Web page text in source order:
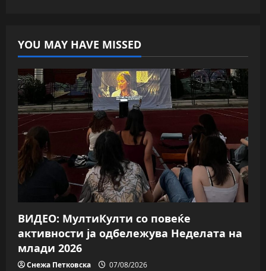
YOU MAY HAVE MISSED
ВИДЕО: МултиКулти со повеќе
активности ја одбележува Неделата на
млади 2026
Снежа Петковска 07/08/2026